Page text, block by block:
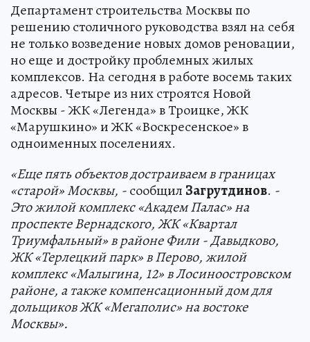
Департамент строительства Москвы по
решению столичного руководства взял на себя
не только возведение новых домов реновации,
но еще и достройку проблемных жилых
комплексов. На сегодня в работе восемь таких
адресов. Четыре из них строятся Новой
Москвы - ЖК «Легенда» в Троицке, ЖК
«Марушкино» и ЖК «Воскресенское» в
одноименных поселениях.
«Еще пять объектов достраиваем в границах
«старой» Москвы, -сообщил Загрутдинов. -
Это жилой комплекс «Академ Палас» на
проспекте Вернадского, ЖК «Квартал
Триумфальный» в районе Фили - Давыдково,
ЖК «Терлецкий парк» в Перово, жилой
комплекс «Малыгина, 12» в Лосиноостровском
районе, а также компенсационный дом для
дольщиков ЖК «Мегаполис» на востоке
Москвы».